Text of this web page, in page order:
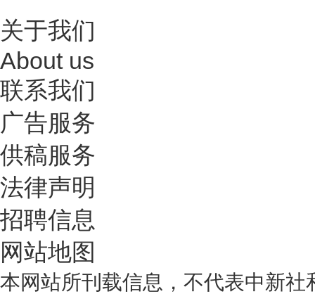
关于我们
About us
联系我们
广告服务
供稿服务
法律声明
招聘信息
网站地图
本网站所刊载信息，不代表中新